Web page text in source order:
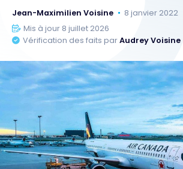
Jean-Maximilien Voisine
8 janvier 2022
Mis à jour 8 juillet 2026
Vérification des faits parAudrey Voisine